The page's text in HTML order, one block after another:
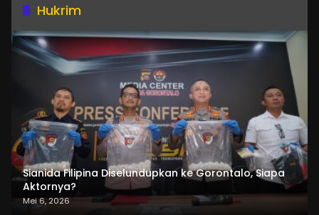
Hukrim
Sianida Filipina Diselundupkan ke Gorontalo, Siapa
Aktornya?
Mei 6, 2026